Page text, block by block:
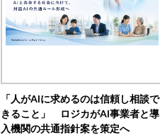
「人がAIに求めるのは信頼し相談で
きること」 ロジカがAI事業者と導
入機関の共通指針案を策定へ